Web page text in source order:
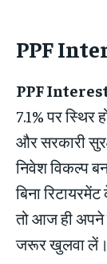
PPF
PPF
7.1% पर स्थिर
और सरकारी
निवेश विकल्प
बिना
तो आज ही अपने
जरूर खुलवा लें।